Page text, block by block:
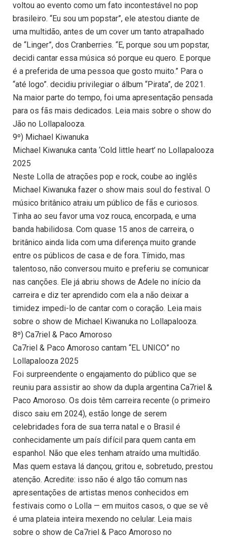
voltou ao evento como um fato incontestável no pop
brasileiro. “Eu sou um popstar”, ele atestou diante de
uma multidão, antes de um cover um tanto atrapalhado
de “Linger”, dos Cranberries. “E, porque sou um popstar,
decidi cantar essa música só porque eu quero. E porque
é a preferida de uma pessoa que gosto muito.” Para o
“até logo”. decidiu privilegiar o álbum “Pirata”, de 2021.
Na maior parte do tempo, foi uma apresentação pensada
para os fãs mais dedicados. Leia mais sobre o show do
Jão no Lollapalooza.
9º) Michael Kiwanuka
Michael Kiwanuka canta ‘Cold little heart’ no Lollapalooza
2025
Neste Lolla de atrações pop e rock, coube ao inglês
Michael Kiwanuka fazer o show mais soul do festival. O
músico britânico atraiu um público de fãs e curiosos.
Tinha ao seu favor uma voz rouca, encorpada, e uma
banda habilidosa. Com quase 15 anos de carreira, o
britânico ainda lida com uma diferença muito grande
entre os públicos de casa e de fora. Tímido, mas
talentoso, não conversou muito e preferiu se comunicar
nas canções. Ele já abriu shows de Adele no início da
carreira e diz ter aprendido com ela a não deixar a
timidez impedi-lo de cantar com o coração. Leia mais
sobre o show de Michael Kiwanuka no Lollapalooza.
8º) Ca7riel & Paco Amoroso
Ca7riel & Paco Amoroso cantam “EL UNICO” no
Lollapalooza 2025
Foi surpreendente o engajamento do público que se
reuniu para assistir ao show da dupla argentina Ca7riel &
Paco Amoroso. Os dois têm carreira recente (o primeiro
disco saiu em 2024), estão longe de serem
celebridades fora de sua terra natal e o Brasil é
conhecidamente um país difícil para quem canta em
espanhol. Não que eles tenham atraído uma multidão.
Mas quem estava lá dançou, gritou e, sobretudo, prestou
atenção. Acredite: isso não é algo tão comum nas
apresentações de artistas menos conhecidos em
festivais como o Lolla — em muitos casos, o que se vê
é uma plateia inteira mexendo no celular. Leia mais
sobre o show de Ca7riel & Paco Amoroso no